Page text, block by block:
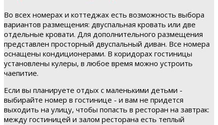
Во всех номерах и коттеджах есть возможность выбора
вариантов размещения: двуспальная кровать или две
отдельные кровати. Для дополнительного размещения
представлен просторный двуспальный диван. Все номера
оснащены кондиционерами. В коридорах гостиницы
установлены кулеры, в любое время можно устроить
чаепитие.
Если вы планируете отдых с маленькими детьми -
выбирайте номер в гостинице - и вам не придется
выходить на улицу, чтобы попасть в ресторан на завтрак:
между гостиницей и залом ресторана есть теплый